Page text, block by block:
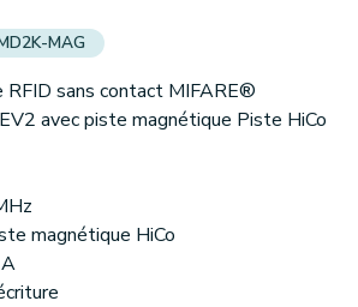
MAG
RFID sans contact MIFARE®
avec piste magnétique Piste HiCo
magnétique HiCo